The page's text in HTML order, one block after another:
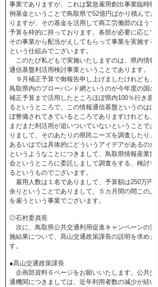
事業でありますが、これは緊急雇用創出事業臨時特
例基金ということで鳥取県で52億円ばかり積んでお
りますが、その基金を活用して商工労働部のほうで
予算を枠的に持っております。各部が必要に応じて
その事業から配当がえしてもらって事業を実施する
という仕組みでございます。
このたび私どもで実施いたしますのは、県内情報
通信基盤利活用検討事業ということであります。
９月補正予算で御報告申し上げましたけれども、
鳥取県内のブローバンド網というのが今年度の国の
補正予算まで活用したところほぼ県内100％行き渡
るというところで、この情報通信基盤というのはほ
ぼ整備されてきているところでありますけれども、
まだまだ利活用が追いついていないということであ
りまして、そのあたりの県民ニーズを調査したり、
あるいはでは具体的にどういうアイデアがあるのだ
というようなことにつきまして、鳥取県情報産業協
会というところに委託しまして調査をする、検討す
るというものでございます。
雇用人数は１名でありまして、予算額は250万円
余りということでありまして、５カ月間の間この人
を雇うという事業でございます。
◎石村委員長
次に、鳥取県公共交通利用促進キャンペーンの実
施結果について、髙山交通政策課長の説明を求めま
す。
●髙山交通政策課長
企画部資料６ページをお願いいたします。公共交
通機関につきましては、近年利用者数の減少が続い